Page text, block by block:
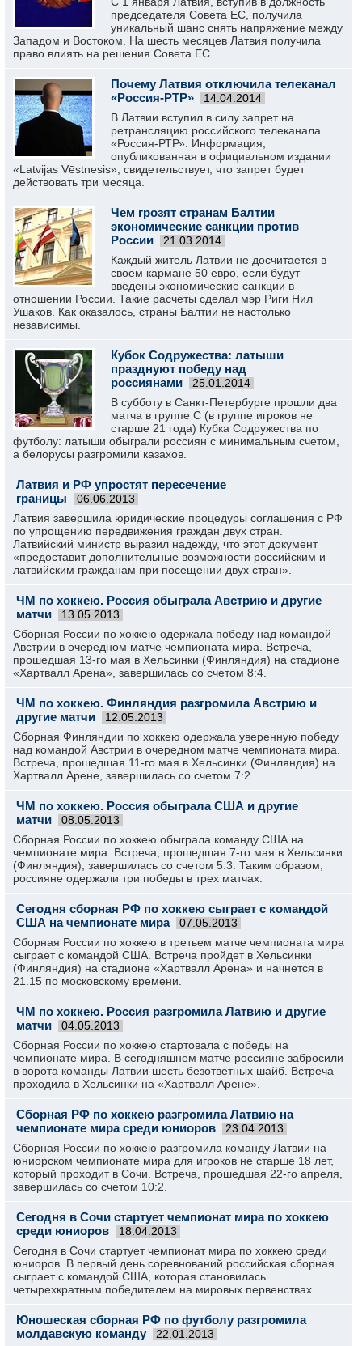
председателя Совета ЕС, получила
уникальный шанс снять напряжение между
Западом и Востоком. На шесть месяцев Латвия получила
право влиять на решения Совета ЕС.
Почему Латвия отключила телеканал
«Россия-РТР»
14.04.2014
В Латвии вступил в силу запрет на
ретрансляцию российского телеканала
«Россия-РТР». Информация,
опубликованная в официальном издании
«Latvijas Vēstnesis», свидетельствует, что запрет будет
действовать три месяца.
Чем грозят странам Балтии
экономические санкции против
России
21.03.2014
Каждый житель Латвии не досчитается в
своем кармане 50 евро, если будут
введены экономические санкции в
отношении России. Такие расчеты сделал мэр Риги Нил
Ушаков. Как оказалось, страны Балтии не настолько
независимы.
Кубок Содружества: латыши
празднуют победу над
россиянами
25.01.2014
В субботу в Санкт-Петербурге прошли два
матча в группе С (в группе игроков не
старше 21 года) Кубка Содружества по
футболу: латыши обыграли россиян с минимальным счетом,
а белорусы разгромили казахов.
Латвия и РФ упростят пересечение
границы
06.06.2013
Латвия завершила юридические процедуры соглашения с РФ
по упрощению передвижения граждан двух стран.
Латвийский министр выразил надежду, что этот документ
«предоставит дополнительные возможности российским и
латвийским гражданам при посещении двух стран».
ЧМ по хоккею. Россия обыграла Австрию и другие
матчи
13.05.2013
Сборная России по хоккею одержала победу над командой
Австрии в очередном матче чемпионата мира. Встреча,
прошедшая 13-го мая в Хельсинки (Финляндия) на стадионе
«Хартвалл Арена», завершилась со счетом 8:4.
ЧМ по хоккею. Финляндия разгромила Австрию и
другие матчи
12.05.2013
Сборная Финляндии по хоккею одержала уверенную победу
над командой Австрии в очередном матче чемпионата мира.
Встреча, прошедшая 11-го мая в Хельсинки (Финляндия) на
Хартвалл Арене, завершилась со счетом 7:2.
ЧМ по хоккею. Россия обыграла США и другие
матчи
08.05.2013
Сборная России по хоккею обыграла команду США на
чемпионате мира. Встреча, прошедшая 7-го мая в Хельсинки
(Финляндия), завершилась со счетом 5:3. Таким образом,
россияне одержали три победы в трех матчах.
Сегодня сборная РФ по хоккею сыграет с командой
США на чемпионате мира
07.05.2013
Сборная России по хоккею в третьем матче чемпионата мира
сыграет с командой США. Встреча пройдет в Хельсинки
(Финляндия) на стадионе «Хартвалл Арена» и начнется в
21.15 по московскому времени.
ЧМ по хоккею. Россия разгромила Латвию и другие
матчи
04.05.2013
Сборная России по хоккею стартовала с победы на
чемпионате мира. В сегодняшнем матче россияне забросили
в ворота команды Латвии шесть безответных шайб. Встреча
проходила в Хельсинки на «Хартвалл Арене».
Сборная РФ по хоккею разгромила Латвию на
чемпионате мира среди юниоров
23.04.2013
Сборная России по хоккею разгромила команду Латвии на
юниорском чемпионате мира для игроков не старше 18 лет,
который проходит в Сочи. Встреча, прошедшая 22-го апреля,
завершилась со счетом 10:2.
Сегодня в Сочи стартует чемпионат мира по хоккею
среди юниоров
18.04.2013
Сегодня в Сочи стартует чемпионат мира по хоккею среди
юниоров. В первый день соревнований российская сборная
сыграет с командой США, которая становилась
четырехкратным победителем на мировых первенствах.
Юношеская сборная РФ по футболу разгромила
молдавскую команду
22.01.2013